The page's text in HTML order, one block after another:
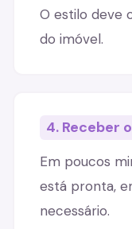
O estilo deve
do imóvel.
4. Receber
Em poucos
está pronta,
necessário.